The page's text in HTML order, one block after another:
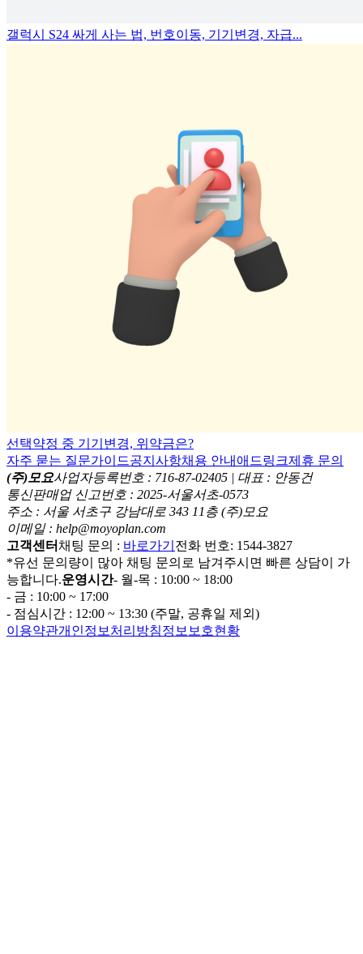
갤럭시 S24 싸게 사는 법, 번호이동, 기기변경, 자급...
선택약정 중 기기변경, 위약금은?
자주 묻는 질문가이드공지사항채용 안내 애드링크제휴 문의
(주)모요사업자등록번호 : 716-87-02405 | 대표 : 안동건
통신판매업 신고번호 : 2025-서울서초-0573
주소 : 서울 서초구 강남대로 343 11층 (주)모요
이메일 : help@moyoplan.com
고객센터채팅 문의 : 바로가기 전화 번호: 1544-3827
*유선 문의량이 많아 채팅 문의로 남겨주시면 빠른 상담이 가
능합니다.운영시간- 월-목 : 10:00 ~ 18:00
- 금 : 10:00 ~ 17:00
- 점심시간 : 12:00 ~ 13:30 (주말, 공휴일 제외)
이용약관개인정보처리방침정보보호현황